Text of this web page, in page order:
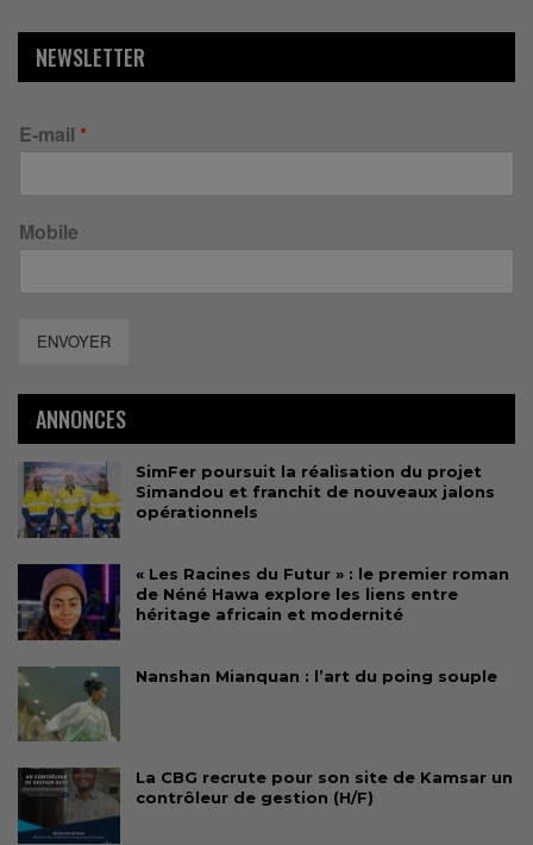
NEWSLETTER
E-mail *
Mobile
ENVOYER
ANNONCES
SimFer poursuit la réalisation du projet
Simandou et franchit de nouveaux jalons
opérationnels
« Les Racines du Futur » : le premier roman
de Néné Hawa explore les liens entre
héritage africain et modernité
Nanshan Mianquan : l’art du poing souple
La CBG recrute pour son site de Kamsar un
contrôleur de gestion (H/F)